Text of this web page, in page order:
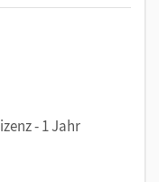
- 1 Jahr